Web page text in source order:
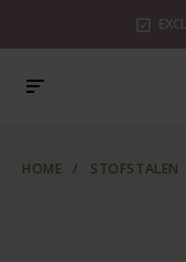
HOME / STOFSTALEN